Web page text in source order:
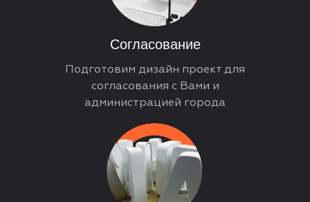
Подготовим дизайн проект для
согласования с Вами и
администрацией города
Согласование